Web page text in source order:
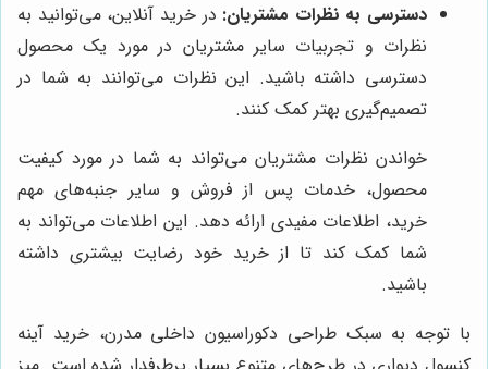
دسترسی به نظرات مشتریان: در خرید آنلاین، می‌توانید به
نظرات و تجربیات سایر مشتریان در مورد یک محصول
دسترسی داشته باشید. این نظرات می‌توانند به شما در
تصمیم‌گیری بهتر کمک کنند.
خواندن نظرات مشتریان می‌تواند به شما در مورد کیفیت
محصول، خدمات پس از فروش و سایر جنبه‌های مهم
خرید، اطلاعات مفیدی ارائه دهد. این اطلاعات می‌تواند به
شما کمک کند تا از خرید خود رضایت بیشتری داشته
باشید.
با توجه به سبک طراحی دکوراسیون داخلی مدرن، خرید آینه